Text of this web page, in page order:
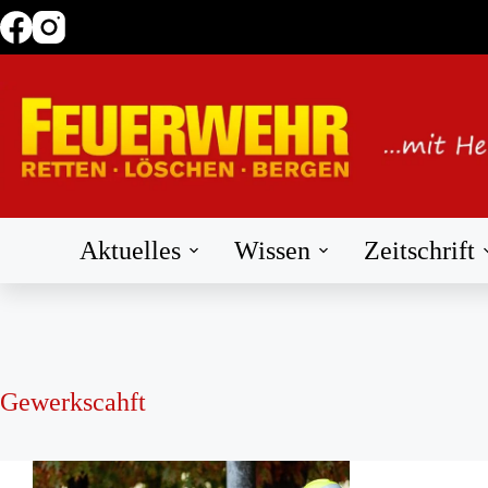
Zum
Inhalt
Aktuelles Wissen Zeitschrift
Gewerkscahft